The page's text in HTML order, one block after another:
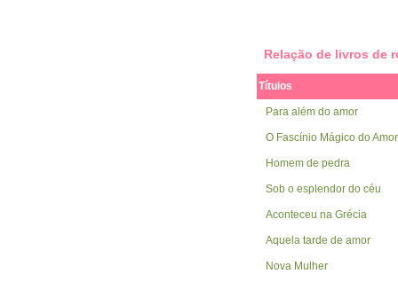
Relação de livros de
Títulos
Para além do amor
O Fascínio Mágico do Amor
Homem de pedra
Sob o esplendor do céu
Aconteceu na Grécia
Aquela tarde de amor
Nova Mulher